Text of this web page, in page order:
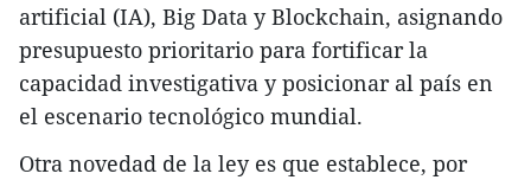
artificial (IA), Big Data y Blockchain, asignando
presupuesto prioritario para fortificar la
capacidad investigativa y posicionar al país en
el escenario tecnológico mundial.
Otra novedad de la ley es que establece, por